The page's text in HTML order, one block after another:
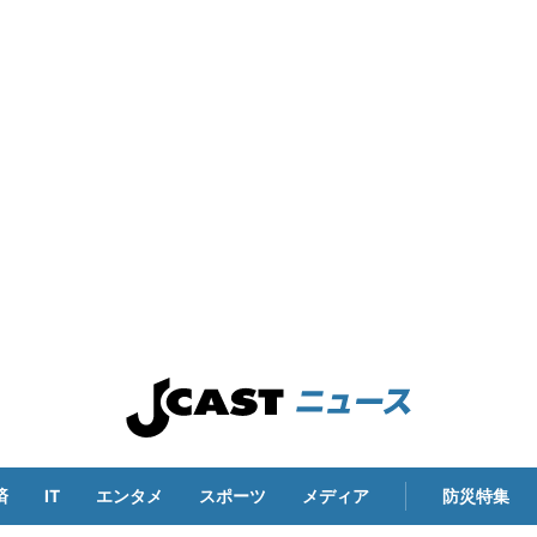
IT エンタメ スポーツ メディア 防災特集